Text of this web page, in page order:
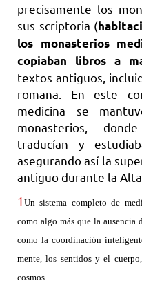
precisamente los
sus scriptoria (
los monasterios
copiaban libros a
textos antiguos,
romana. En este
medicina se
monasterios,
traducían y
asegurando así la
antiguo durante la Alta
1 Un sistema completo de
como algo más que la ausencia
como la coordinación
mente, los sentidos y el
cosmos.